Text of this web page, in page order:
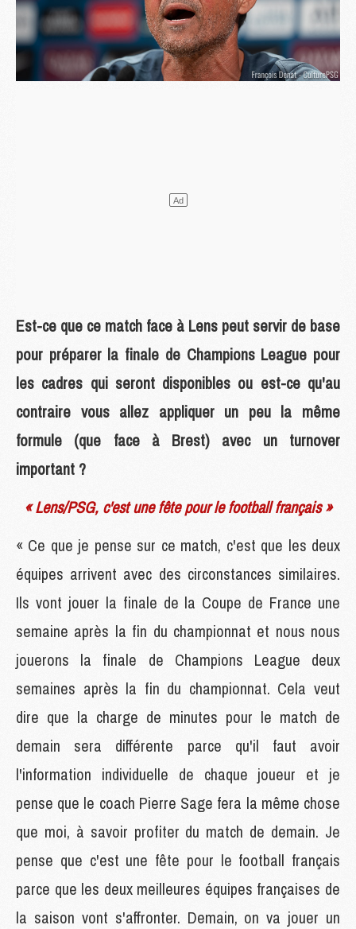
Est-ce que ce match face à Lens peut servir de base
pour préparer la finale de Champions League pour
les cadres qui seront disponibles ou est-ce qu'au
contraire vous allez appliquer un peu la même
formule (que face à Brest) avec un turnover
important ?
« Lens/PSG, c'est une fête pour le football français »
« Ce que je pense sur ce match, c'est que les deux
équipes arrivent avec des circonstances similaires.
Ils vont jouer la finale de la Coupe de France une
semaine après la fin du championnat et nous nous
jouerons la finale de Champions League deux
semaines après la fin du championnat. Cela veut
dire que la charge de minutes pour le match de
demain sera différente parce qu'il faut avoir
l'information individuelle de chaque joueur et je
pense que le coach Pierre Sage fera la même chose
que moi, à savoir profiter du match de demain. Je
pense que c'est une fête pour le football français
parce que les deux meilleures équipes françaises de
la saison vont s'affronter. Demain, on va jouer un